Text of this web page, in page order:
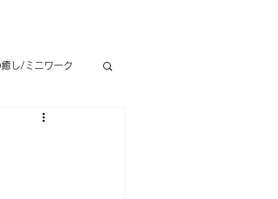
し/ミニワーク